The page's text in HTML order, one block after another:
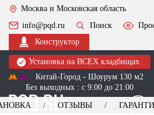
Москва и Московская область
info@pqd.ru
Поиск
Конструктор
Установка на ВСЕХ кладбищах
Китай-Город - Шоурум 130 м2
Без выходных : с 9:00 до 21:00
ОТЗЫВЫ